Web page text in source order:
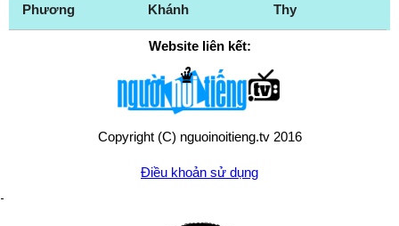
Phương Khánh Thy
Website liên kết:
Copyright (C) nguoinoitieng.tv 2016
Điều khoản sử dụng